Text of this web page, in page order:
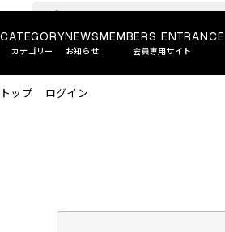
CATEGORY
カテゴリー
NEWS
お知らせ
MEMBERS ENTRANCE
会員専用サイト
トップ ログイン